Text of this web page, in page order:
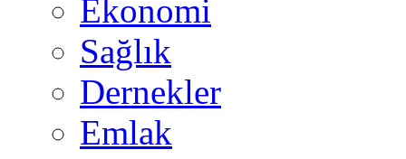
Ekonomi
Sağlık
Dernekler
Emlak